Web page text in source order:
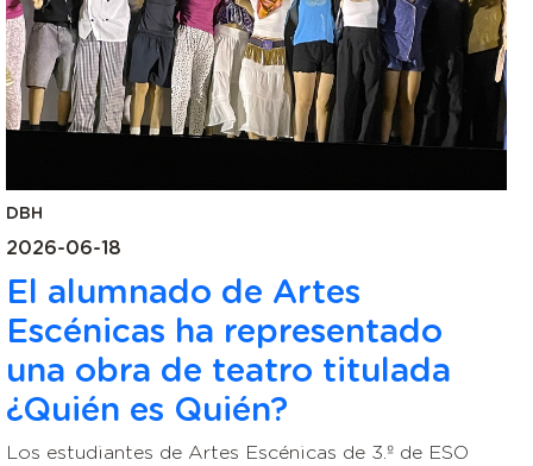
DBH
2026-06-18
El alumnado de Artes
Escénicas ha representado
una obra de teatro titulada
¿Quién es Quién?
Los estudiantes de Artes Escénicas de 3.º de ESO